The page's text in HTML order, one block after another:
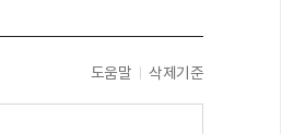
도움말 삭제기준